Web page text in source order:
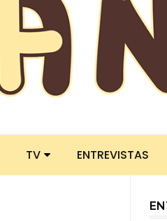
TV ENTREVISTAS